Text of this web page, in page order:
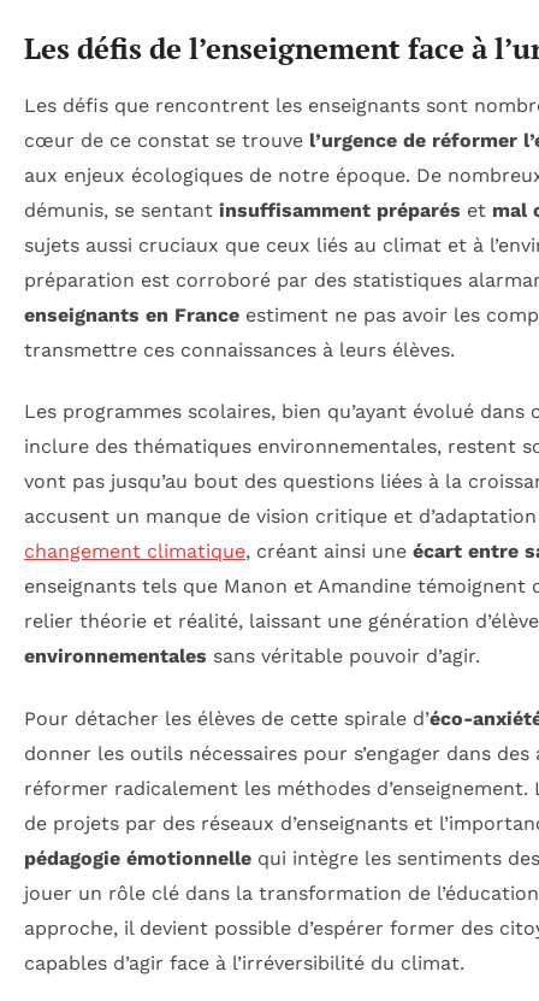
Les défis de l’enseignement face à
Les défis que rencontrent les enseignants sont
cœur de ce constat se trouve l’urgence de réformer
aux enjeux écologiques de notre époque. De
démunis, se sentant insuffisamment préparés et mal
sujets aussi cruciaux que ceux liés au climat et à
préparation est corroboré par des statistiques
enseignants en France estiment ne pas avoir les
transmettre ces connaissances à leurs élèves.
Les programmes scolaires, bien qu’ayant évolué
inclure des thématiques environnementales, restent
vont pas jusqu’au bout des questions liées à la
accusent un manque de vision critique et
changement climatique, créant ainsi une écart entre
enseignants tels que Manon et Amandine témoignent
relier théorie et réalité, laissant une génération
environnementales sans véritable pouvoir d’agir.
Pour détacher les élèves de cette spirale d’éco-
donner les outils nécessaires pour s’engager dans
réformer radicalement les méthodes
de projets par des réseaux d’enseignants et
pédagogie émotionnelle qui intègre les sentiments
jouer un rôle clé dans la transformation de
approche, il devient possible d’espérer former des
capables d’agir face à l’irréversibilité du climat.